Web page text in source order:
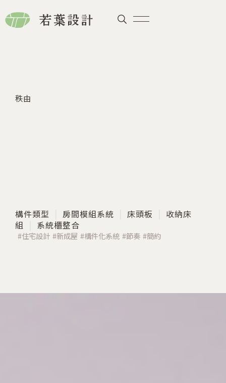
秩由
構件類型 房間模組系統 床頭板
收納床
組
系統櫃整合
住宅設計 新成屋 構件化系統 節奏 簡約